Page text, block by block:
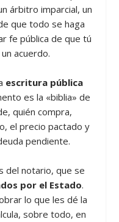
árbitro imparcial, un
que todo se haga
fe pública de que tú
acuerdo.
escritura pública
es la «biblia» de
quién compra,
el precio pactado y
pendiente.
del notario, que se
por el Estado.
lo que les dé la
sobre todo, en